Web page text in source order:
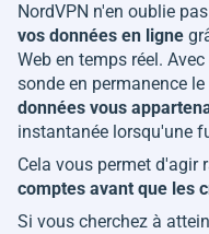
NordVPN n'en oublie
vos données en ligne
Web en temps réel.
sonde en permanence le
données vous
instantanée lorsqu'une
Cela vous permet d'agir
comptes avant que les
Si vous cherchez à